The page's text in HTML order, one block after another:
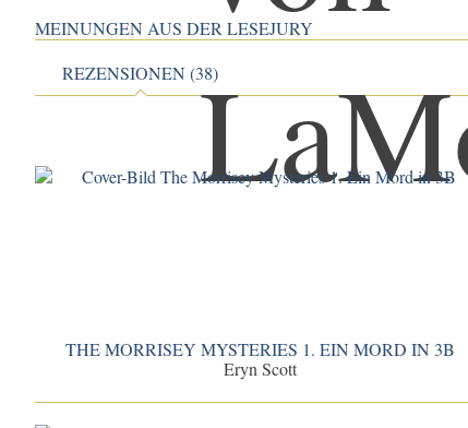
MEINUNGEN AUS DER LESEJURY
REZENSIONEN (38)
THE MORRISEY MYSTERIES 1. EIN MORD IN 3B
Eryn Scott